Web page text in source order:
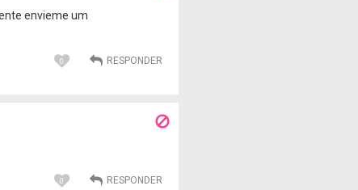
envieme um
0
0